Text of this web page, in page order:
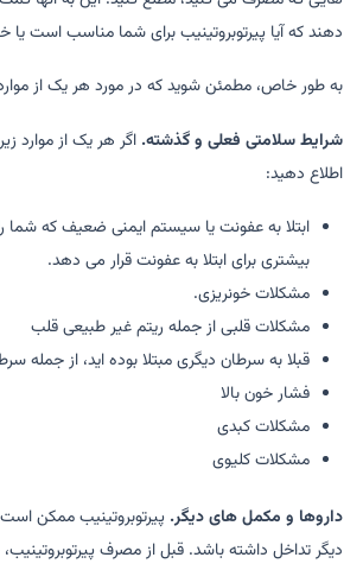
دهند که آیا پیرتوبروتینیب برای شما مناسب است یا
به طور خاص، مطمئن شوید که در مورد هر یک از
شرایط سلامتی فعلی و گذشته. اگر هر یک از موارد
اطلاع دهید:
ابتلا به عفونت یا سیستم ایمنی ضعیف که
بیشتری برای ابتلا به عفونت قرار می دهد.
مشکلات خونریزی.
مشکلات قلبی از جمله ریتم غیر طبیعی قلب
قبلا به سرطان دیگری مبتلا بوده اید، از جمله
فشار خون بالا
مشکلات کبدی
مشکلات کلیوی
داروها و مکمل های دیگر. پیرتوبروتینیب ممکن
دیگر تداخل داشته باشد. قبل از مصرف